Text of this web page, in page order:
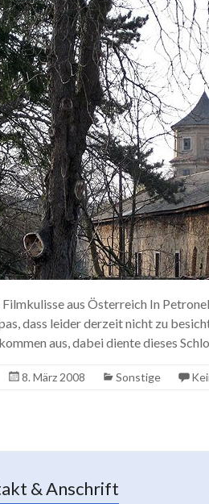
aus Österreich In
dass leider derzeit nicht zu
aus, dabei diente dieses
8. März 2008 Sonstige
& Anschrift